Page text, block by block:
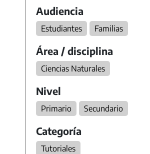
Audiencia
Estudiantes Familias
Área / disciplina
Ciencias Naturales
Nivel
Primario Secundario
Categoría
Tutoriales